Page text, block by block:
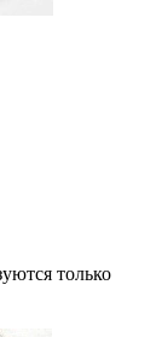
только